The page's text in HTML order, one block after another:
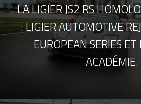
LA LIGIER JS2 RS
: LIGIER AUTOMOTIVE
EUROPEAN SERIES
ACADÉMIE.